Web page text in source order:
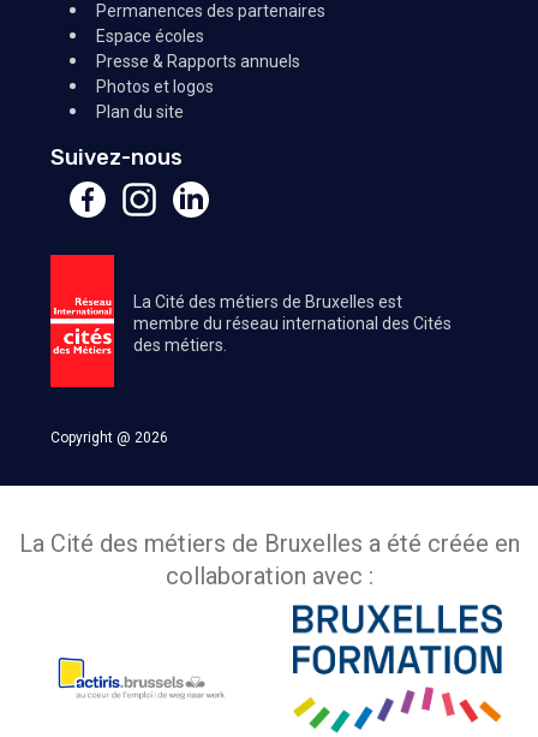
Permanences des partenaires
Espace écoles
Presse & Rapports annuels
Photos et logos
Plan du site
Suivez-nous
La Cité des métiers de Bruxelles est
membre du réseau international des Cités
des métiers.
Copyright @ 2026
La Cité des métiers de Bruxelles a été créée en
collaboration avec :